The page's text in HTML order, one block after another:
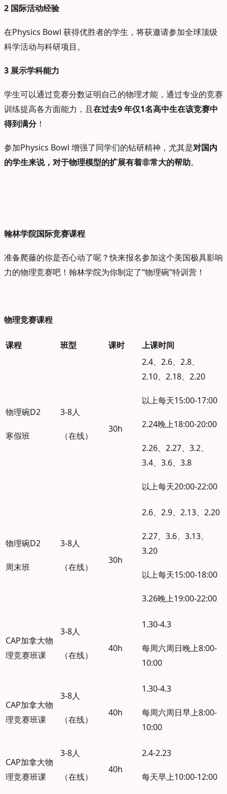
2 国际活动经验
在Physics Bowl 获得优胜者的学生，将获邀请参加全球顶级
科学活动与科研项目。
3 展示学科能力
学生可以通过竞赛分数证明自己的物理才能，通过专业的竞赛
训练提高各方面能力，且在过去9 年仅1名高中生在该竞赛中
得到满分！
参加Physics Bowl 增强了同学们的钻研精神，尤其是对国内
的学生来说，对于物理模型的扩展有着非常大的帮助。
翰林学院国际竞赛课程
准备爬藤的你是否心动了呢？快来报名参加这个美国极具影响
力的物理竞赛吧！翰林学院为你制定了“物理碗”特训营！
物理竞赛课程
课程 班型 课时 上课时间
物理碗D2
寒假班
3-8人
（在线）
30h
2.4、2.6、2.8、
2.10、2.18、2.20
以上每天15:00-17:00
2.24晚上18:00-20:00
2.26、2.27、3.2、
3.4、3.6、3.8
以上每天20:00-22:00
物理碗D2
周末班
3-8人
（在线）
30h
2.6、2.9、2.13、2.20
2.27、3.6、3.13、
3.20
以上每天15:00-18:00
3.26晚上19:00-22:00
CAP加拿大物
理竞赛班课
3-8人
（在线）
40h
1.30-4.3
每周六周日晚上8:00-
10:00
CAP加拿大物
理竞赛班课
3-8人
（在线）
40h
1.30-4.3
每周六周日早上8:00-
10:00
CAP加拿大物
理竞赛班课
3-8人
（在线）
40h
2.4-2.23
每天早上10:00-12:00